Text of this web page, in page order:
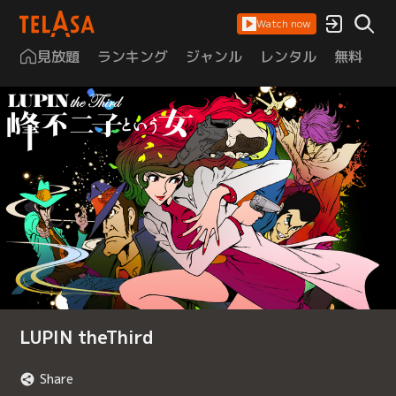
Watch now
見放題 ランキング ジャンル レンタル 無料
LUPIN theThird
Share